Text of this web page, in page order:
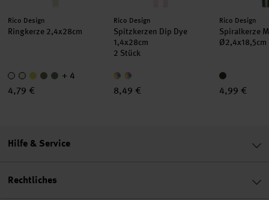
Hersteller:
Rico Design
Ringkerze 2,4x28cm
+ 4
4,79 €
Hersteller:
Rico Design
Spitzkerzen Dip Dye
1,4x28cm
2 Stück
8,49 €
Hersteller:
Rico Design
Spiralkerze
Ø2,4x18,5cm
4,99 €
Hilfe & Service
Rechtliches